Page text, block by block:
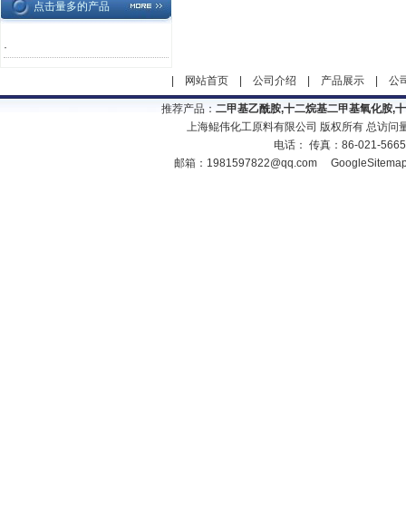
点击量多的产品
·
网站首页| 公司介绍 产品展示| 公
推荐产品： 二甲基乙酰胺,十二烷基二甲基氧化胺,
上海鲲伟化工原料有限公司 版权所有 总访问
电话： 传真：86-021-
邮箱： 1981597822@qq.com